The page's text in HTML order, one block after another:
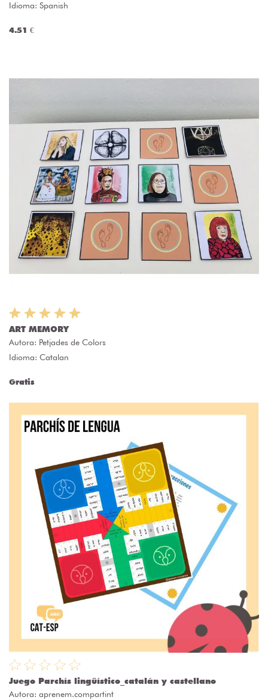
Idioma: Spanish
4.51 €
ART MEMORY
Autora: Petjades de Colors
Idioma: Catalan
Gratis
Juego Parchís lingüístico_catalán y castellano
Autora: aprenem.compartint